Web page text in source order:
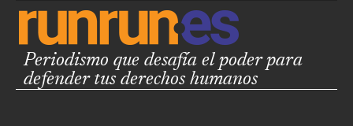
Periodismo que desafía el poder para
defender tus derechos humanos